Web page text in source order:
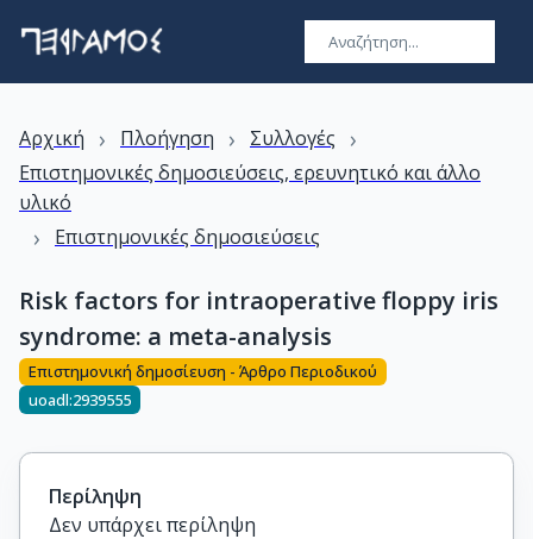
Αρχική › Πλοήγηση › Συλλογές ›
Επιστημονικές δημοσιεύσεις, ερευνητικό και άλλο
υλικό
› Επιστημονικές δημοσιεύσεις
Risk factors for intraoperative floppy iris
syndrome: a meta-analysis
Επιστημονική δημοσίευση - Άρθρο Περιοδικού
uoadl:2939555
Περίληψη
Δεν υπάρχει περίληψη